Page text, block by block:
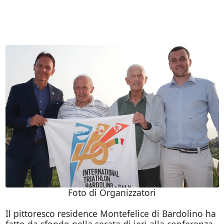
Foto di Organizzatori
Il pittoresco residence Montefelice di Bardolino ha